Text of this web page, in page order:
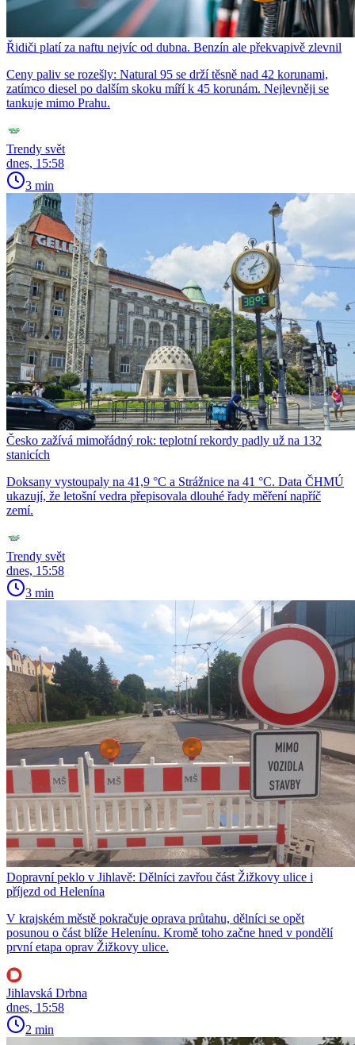
Řidiči platí za naftu nejvíc od dubna. Benzín ale překvapivě zlevnil
Ceny paliv se rozešly: Natural 95 se drží těsně nad 42 korunami,
zatímco diesel po dalším skoku míří k 45 korunám. Nejlevněji se
tankuje mimo Prahu.
Trendy svět
dnes, 15:58
3 min
Česko zažívá mimořádný rok: teplotní rekordy padly už na 132
stanicích
Doksany vystoupaly na 41,9 °C a Strážnice na 41 °C. Data ČHMÚ
ukazují, že letošní vedra přepisovala dlouhé řady měření napříč
zemí.
Trendy svět
dnes, 15:58
3 min
Dopravní peklo v Jihlavě: Dělníci zavřou část Žižkovy ulice i
příjezd od Helenína
V krajském městě pokračuje oprava průtahu, dělníci se opět
posunou o část blíže Helenínu. Kromě toho začne hned v pondělí
první etapa oprav Žižkovy ulice.
Jihlavská Drbna
dnes, 15:58
2 min